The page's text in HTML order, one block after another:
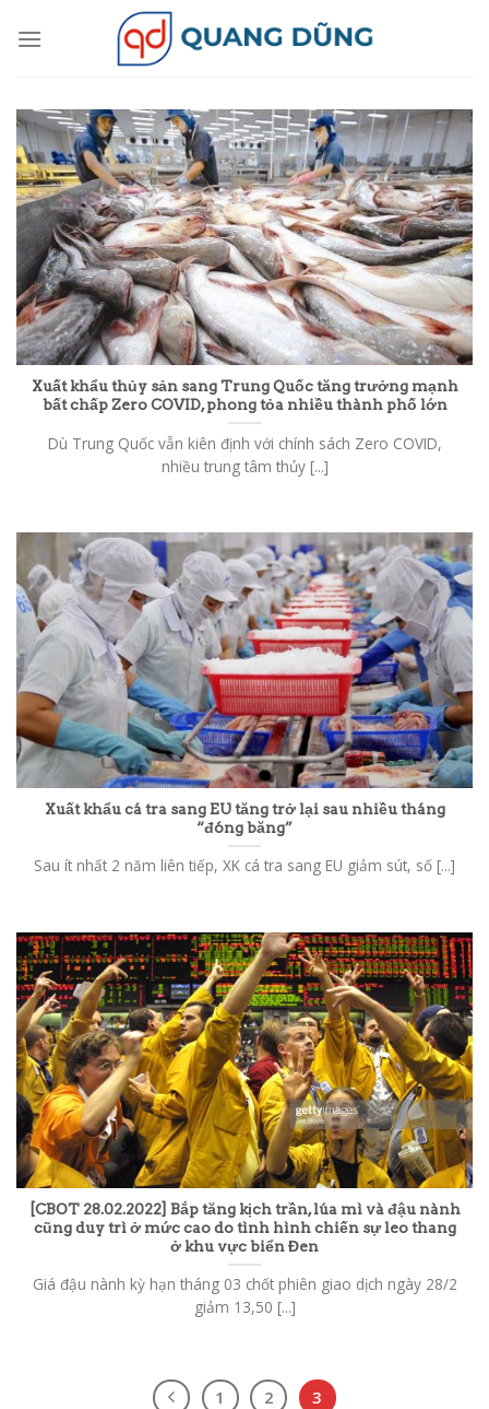
Xuất khẩu thủy sản sang Trung Quốc tăng trưởng mạnh
bất chấp Zero COVID, phong tỏa nhiều thành phố lớn
Dù Trung Quốc vẫn kiên định với chính sách Zero COVID,
nhiều trung tâm thủy [...]
Xuất khẩu cá tra sang EU tăng trở lại sau nhiều tháng
“đóng băng”
Sau ít nhất 2 năm liên tiếp, XK cá tra sang EU giảm sút, số [...]
[CBOT 28.02.2022] Bắp tăng kịch trần, lúa mì và đậu nành
cũng duy trì ở mức cao do tình hình chiến sự leo thang
ở khu vực biển Đen
Giá đậu nành kỳ hạn tháng 03 chốt phiên giao dịch ngày 28/2
giảm 13,50 [...]
1 2 3